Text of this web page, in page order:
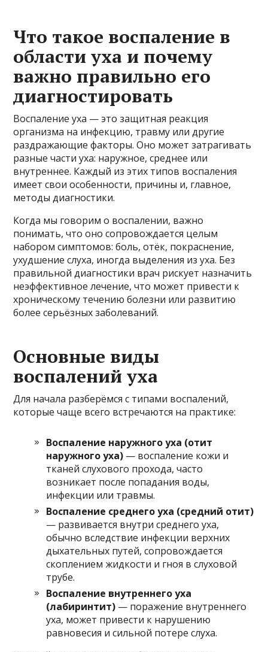
Что такое воспаление в
области уха и почему
важно правильно его
диагностировать
Воспаление уха — это защитная реакция
организма на инфекцию, травму или другие
раздражающие факторы. Оно может затрагивать
разные части уха: наружное, среднее или
внутреннее. Каждый из этих типов воспаления
имеет свои особенности, причины и, главное,
методы диагностики.
Когда мы говорим о воспалении, важно
понимать, что оно сопровождается целым
набором симптомов: боль, отёк, покраснение,
ухудшение слуха, иногда выделения из уха. Без
правильной диагностики врач рискует назначить
неэффективное лечение, что может привести к
хроническому течению болезни или развитию
более серьёзных заболеваний.
Основные виды
воспалений уха
Для начала разберёмся с типами воспалений,
которые чаще всего встречаются на практике:
Воспаление наружного уха (отит
наружного уха) — воспаление кожи и
тканей слухового прохода, часто
возникает после попадания воды,
инфекции или травмы.
Воспаление среднего уха (средний отит)
— развивается внутри среднего уха,
обычно вследствие инфекции верхних
дыхательных путей, сопровождается
скоплением жидкости и гноя в слуховой
трубе.
Воспаление внутреннего уха
(лабиринтит) — поражение внутреннего
уха, может привести к нарушению
равновесия и сильной потере слуха.